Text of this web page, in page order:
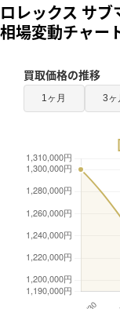
ロレックス サ
相場変動チャー
買取価格の推移
1ヶ月 3ヶ